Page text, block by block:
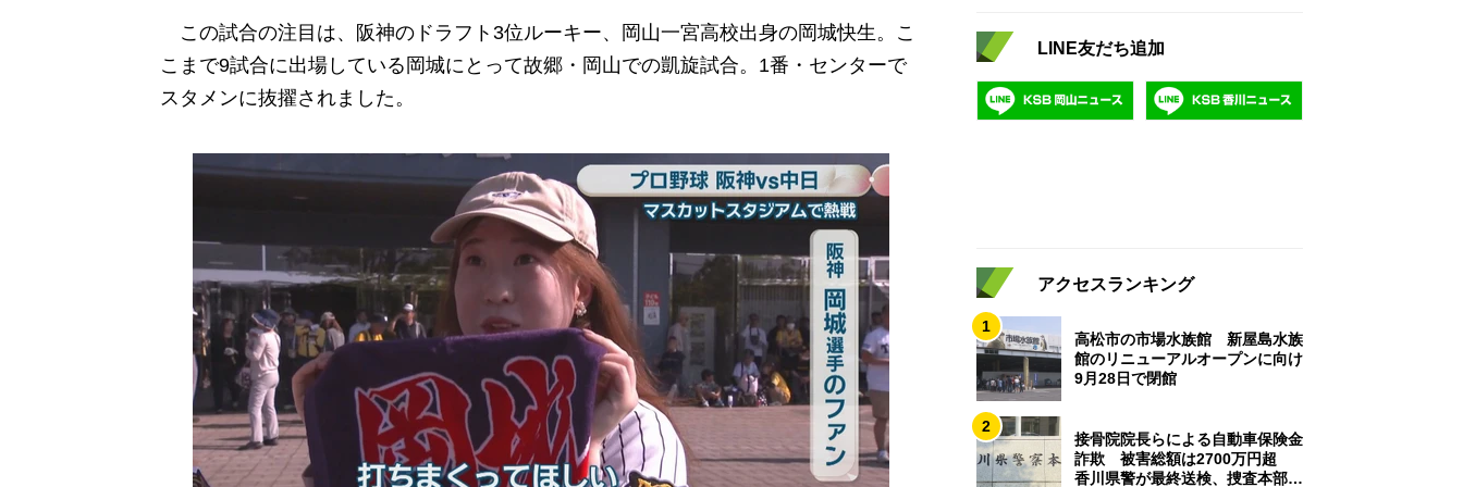
この試合の注目は、阪神のドラフト3位ルーキー、岡山一宮高校出身の岡城快生。こ
こまで9試合に出場している岡城にとって故郷・岡山での凱旋試合。1番・センターで
スタメンに抜擢されました。
LINE友だち追加
アクセスランキング
1
高松市の市場水族館 新屋島水族
館のリニューアルオープンに向け
9月28日で閉館
2
接骨院院長らによる自動車保険金
詐欺 被害総額は2700万円超
香川県警が最終送検、捜査本部解